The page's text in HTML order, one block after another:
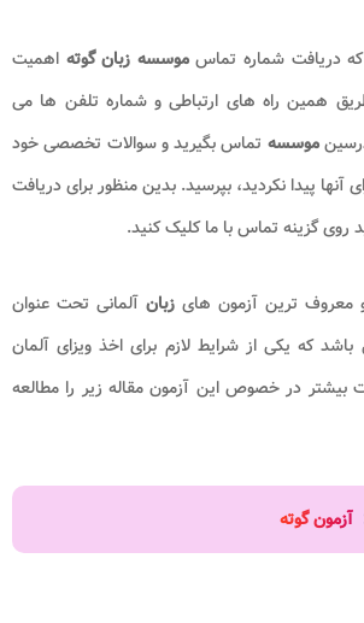
که دریافت شماره تماسموسسه زبان گوته اهمیت
همین راه های ارتباطی و شماره تلفن ها می
موسسه تماس بگیرید و سوالات تخصصی خود
آنها پیدا نکردید، بپرسید. بدین منظور برای دریافت
روی گزینه تماس با ما کلیک کنید.
معروف ترین آزمون های زبان آلمانی تحت عنوان
که یکی از شرایط لازم برای اخذ ویزای آلمان
در خصوص این آزمون مقاله زیر را مطالعه
آزمون گوته